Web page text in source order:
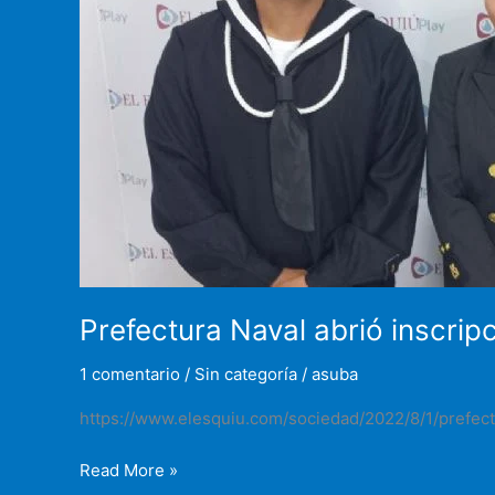
34
Prefectura Naval abrió
1 comentario / Sin categoría / asuba
https://www.elesquiu.com/sociedad/2022/8/1/
Prefectura
Read More »